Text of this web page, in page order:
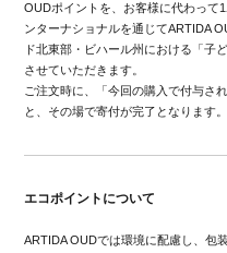
OUDポイントを、お客様に代わって
ンターナショナルを通じてARTIDA
ド北東部・ビハール州における「子
させていただきます。
ご注文時に、「今回の購入で付与さ
と、その場で寄付が完了となります
エコポイントについて
ARTIDA OUDでは環境に配慮し、包